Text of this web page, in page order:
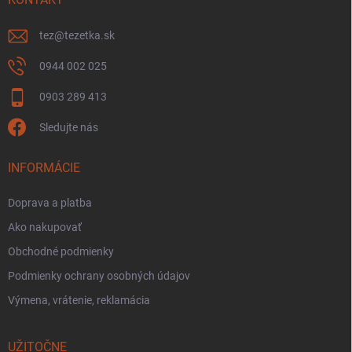
tez@tezetka.sk
0944 002 025
0903 289 413
Sledujte nás
INFORMÁCIE
Doprava a platba
Ako nakupovať
Obchodné podmienky
Podmienky ochrany osobných údajov
Výmena, vrátenie, reklamácia
UŽITOČNE